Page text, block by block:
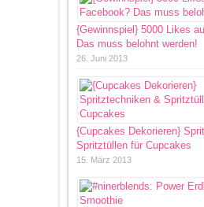
{Gewinnspiel} 5000 Likes
Das muss belohnt werden!
26. Juni 2013
{Cupcakes Dekorieren}
Spritztüllen für Cupcakes
15. März 2013